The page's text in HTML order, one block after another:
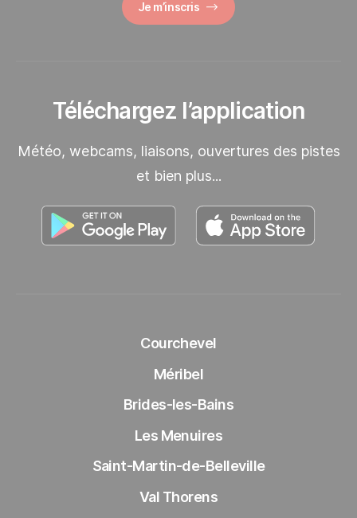
Je m’inscris
Téléchargez l’application
Météo, webcams, liaisons, ouvertures des pistes
et bien plus...
Découvrez notre application
Courchevel
Méribel
Brides-les-Bains
Les Menuires
Saint-Martin-de-Belleville
Val Thorens